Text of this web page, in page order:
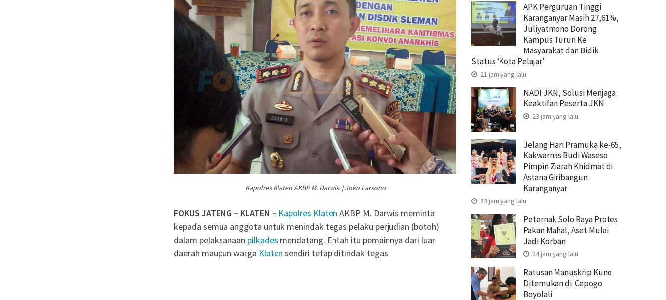
Kapolres Klaten AKBP M. Darwis. | Joko Larsono
FOKUS JATENG – KLATEN – Kapolres Klaten AKBP M. Darwis meminta
kepada semua anggota untuk menindak tegas pelaku perjudian (botoh)
dalam pelaksanaan pilkades mendatang. Entah itu pemainnya dari luar
daerah maupun warga Klaten sendiri tetap ditindak tegas.
APK Perguruan Tinggi
Karanganyar Masih 27,61%,
Juliyatmono Dorong
Kampus Turun Ke
Masyarakat dan Bidik
Status ‘Kota Pelajar’
21 jam yang lalu
NADI JKN, Solusi Menjaga
Keaktifan Peserta JKN
23 jam yang lalu
Jelang Hari Pramuka ke-65,
Kakwarnas Budi Waseso
Pimpin Ziarah Khidmat di
Astana Giribangun
Karanganyar
23 jam yang lalu
Peternak Solo Raya Protes
Pakan Mahal, Aset Mulai
Jadi Korban
24 jam yang lalu
Ratusan Manuskrip Kuno
Ditemukan di Cepogo
Boyolali